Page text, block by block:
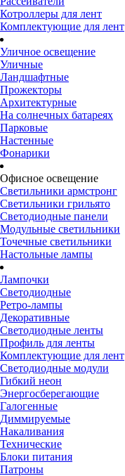
Котроллеры для лент
Комплектующие для лент
Уличное освещение
Уличные
Ландшафтные
Прожекторы
Архитектурные
На солнечных батареях
Парковые
Настенные
Фонарики
Офисное освещение
Светильники армстронг
Светильники грильято
Светодиодные панели
Модульные светильники
Точечные светильники
Настольные лампы
Лампочки
Светодиодные
Ретро-лампы
Декоративные
Светодиодные ленты
Профиль для ленты
Комплектующие для лент
Светодиодные модули
Гибкий неон
Энергосберегающие
Галогенные
Диммируемые
Накаливания
Технические
Блоки питания
Патроны